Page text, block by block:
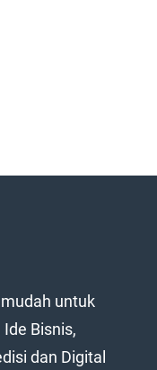
untuk
Bisnis,
dan Digital